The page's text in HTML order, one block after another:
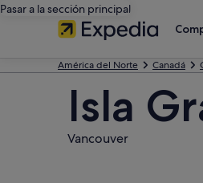
Pasar a la sección principal
América del Norte Canadá
Isla
Vancouver